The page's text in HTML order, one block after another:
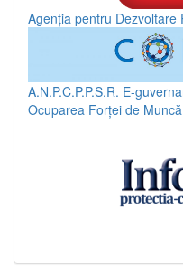
Agenția pentru Dezvoltare
A.N.P.C.P.P.S.R. E-
Ocuparea Forței de Muncă